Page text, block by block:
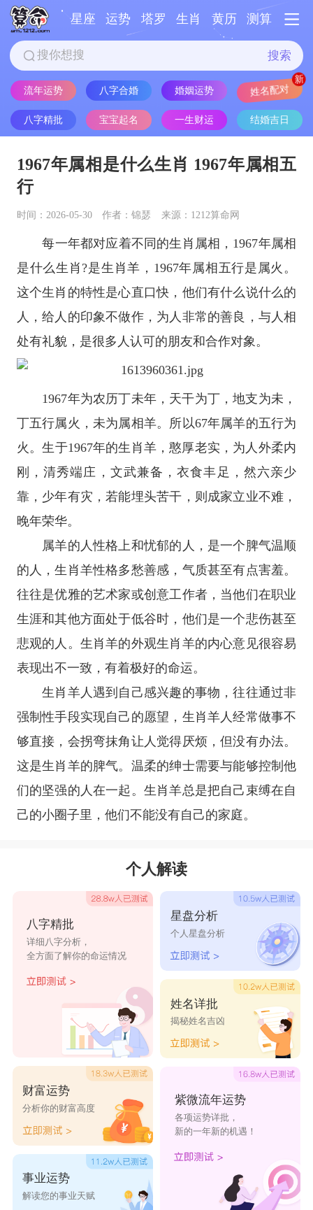
星座 运势 塔罗 生肖 黄历 测算
搜索
流年运势 八字合婚 婚姻运势 姓名配对
八字精批 宝宝起名 一生财运 结婚吉日
1967年属相是什么生肖 1967年属相五
行
时间：2026-05-30 作者：锦瑟 来源：1212算命网
每一年都对应着不同的生肖属相，1967年属相
是什么生肖?是生肖羊，1967年属相五行是属火。
这个生肖的特性是心直口快，他们有什么说什么的
人，给人的印象不做作，为人非常的善良，与人相
处有礼貌，是很多人认可的朋友和合作对象。
1967年为农历丁未年，天干为丁，地支为未，
丁五行属火，未为属相羊。所以67年属羊的五行为
火。生于1967年的生肖羊，憨厚老实，为人外柔内
刚，清秀端庄，文武兼备，衣食丰足，然六亲少
靠，少年有灾，若能埋头苦干，则成家立业不难，
晚年荣华。
属羊的人性格上和忧郁的人，是一个脾气温顺
的人，生肖羊性格多愁善感，气质甚至有点害羞。
往往是优雅的艺术家或创意工作者，当他们在职业
生涯和其他方面处于低谷时，他们是一个悲伤甚至
悲观的人。生肖羊的外观生肖羊的内心意见很容易
表现出不一致，有着极好的命运。
生肖羊人遇到自己感兴趣的事物，往往通过非
强制性手段实现自己的愿望，生肖羊人经常做事不
够直接，会拐弯抹角让人觉得厌烦，但没有办法。
这是生肖羊的脾气。温柔的绅士需要与能够控制他
们的坚强的人在一起。生肖羊总是把自己束缚在自
己的小圈子里，他们不能没有自己的家庭。
个人解读
八字精批
详细八字分析，
全方面了解你的命运情况
财富运势
分析你的财富高度
事业运势
解读您的事业天赋
星盘分析
个人星盘分析
姓名详批
揭秘姓名吉凶
紫微流年运势
各项运势详批，
新的一年新的机遇！